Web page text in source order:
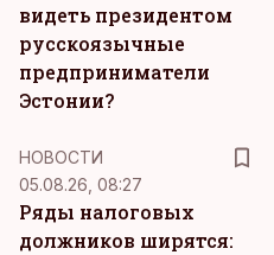
видеть президентом
русскоязычные
предприниматели
Эстонии?
НОВОСТИ
05.08.26, 08:27
Ряды налоговых
должников ширятся: